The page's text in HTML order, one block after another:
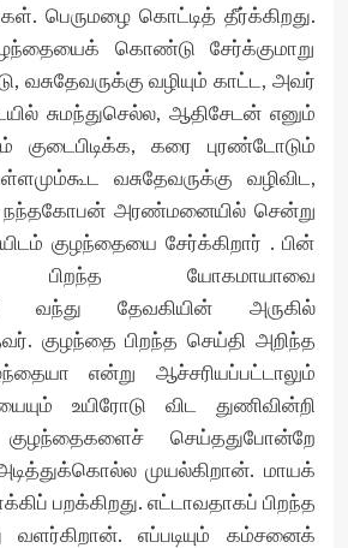
பெருமழை கொட்டித் தீர்க்கிறது.
கொண்டு சேர்க்குமாறு
வசுதேவருக்கு வழியும் காட்ட, அவர்
சுமந்துசெல்ல, ஆதிசேடன் எனும்
குடைபிடிக்க, கரை புரண்டோடும்
வசுதேவருக்கு வழிவிட,
நந்தகோபன் அரண்மனையில் சென்று
குழந்தையை சேர்க்கிறார் . பின்
பிறந்த யோகமாயாவை
வந்து தேவகியின் அருகில்
குழந்தை பிறந்த செய்தி அறிந்த
என்று ஆச்சரியப்பட்டாலும்
உயிரோடு விட துணிவின்றி
செய்ததுபோன்றே
அடித்துக்கொல்ல முயல்கிறான். மாயக்
பறக்கிறது. எட்டாவதாகப் பிறந்த
எப்படியும் கம்சனைக்